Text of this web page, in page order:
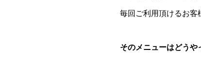
毎回ご利用頂けるお客
そのメニューはどうや